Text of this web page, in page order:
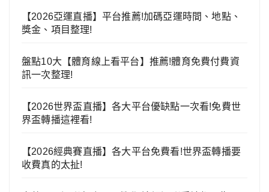
【2026亞運直播】平台推薦!加碼亞運時間、地點、
獎金、項目整理!
盤點10大【體育線上看平台】推薦!體育免費付費資
訊一次整理!
【2026世界盃直播】各大平台優缺點一次看!免費世
界盃轉播這裡看!
【2026經典賽直播】各大平台免費看!世界盃轉播要
收費真的太扯!